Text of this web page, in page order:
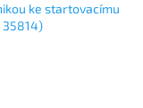
ke startovacímu
35814)